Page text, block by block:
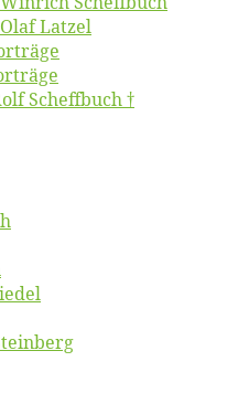
Latzel
Scheffbuch †